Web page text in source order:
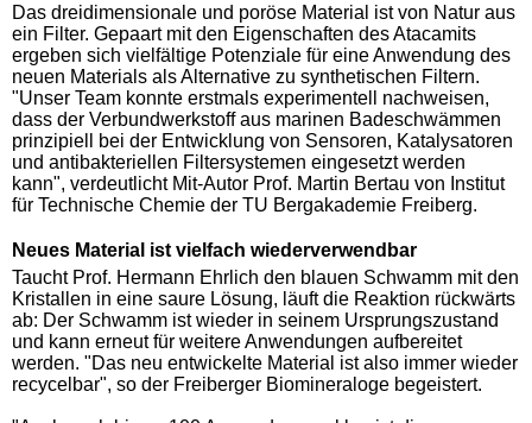
Das dreidimensionale und poröse Material ist von Natur aus
ein Filter. Gepaart mit den Eigenschaften des Atacamits
ergeben sich vielfältige Potenziale für eine Anwendung des
neuen Materials als Alternative zu synthetischen Filtern.
"Unser Team konnte erstmals experimentell nachweisen,
dass der Verbundwerkstoff aus marinen Badeschwämmen
prinzipiell bei der Entwicklung von Sensoren, Katalysatoren
und antibakteriellen Filtersystemen eingesetzt werden
kann", verdeutlicht Mit-Autor Prof. Martin Bertau von Institut
für Technische Chemie der TU Bergakademie Freiberg.
Neues Material ist vielfach wiederverwendbar
Taucht Prof. Hermann Ehrlich den blauen Schwamm mit den
Kristallen in eine saure Lösung, läuft die Reaktion rückwärts
ab: Der Schwamm ist wieder in seinem Ursprungszustand
und kann erneut für weitere Anwendungen aufbereitet
werden. "Das neu entwickelte Material ist also immer wieder
recycelbar", so der Freiberger Biomineraloge begeistert.